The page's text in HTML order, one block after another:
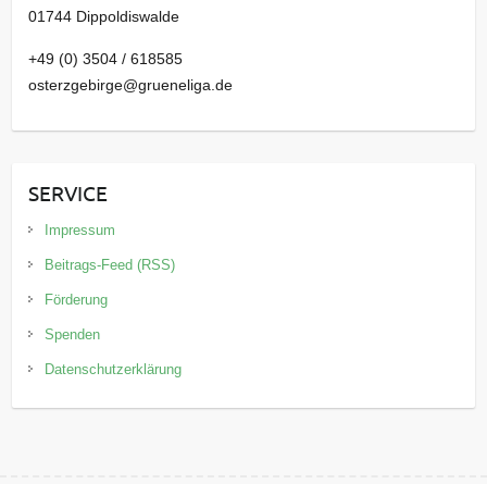
01744 Dippoldiswalde
+49 (0) 3504 / 618585
osterzgebirge@grueneliga.de
SERVICE
Impressum
Beitrags-Feed (RSS)
Förderung
Spenden
Datenschutzerklärung